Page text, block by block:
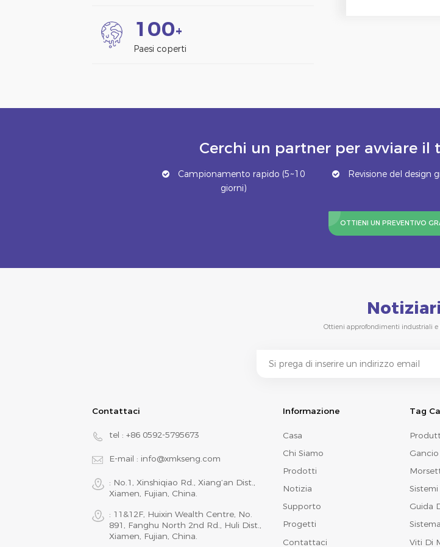
1 00+
Paesi coperti
Cerchi un partner per avviare il
Campionamento rapido (5~10
giorni)
Revisione del design
OTTIENI UN PREVENTIVO
Ottieni approfondimenti industriali e
Contattaci
tel : +86 0592-5795673
E-mail : info@xmkseng.com
: No.1, Xinshiqiao Rd., Xiang‘an Dist.,
Xiamen, Fujian, China.
: 11&12F, Huixin Wealth Centre, No.
891, Fanghu North 2nd Rd., Huli Dist.,
Xiamen, Fujian, China.
Informazione
Casa
Chi Siamo
Prodotti
Notizia
Supporto
Progetti
Contattaci
Tag
Gancio
Guida
Viti Di